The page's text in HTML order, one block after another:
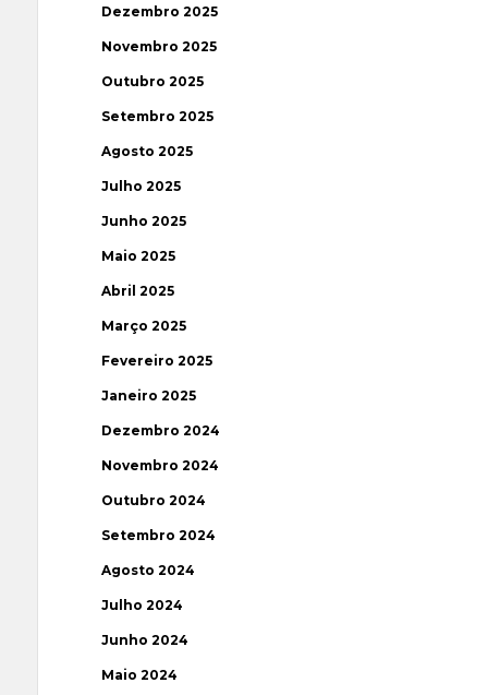
Dezembro 2025
Novembro 2025
Outubro 2025
Setembro 2025
Agosto 2025
Julho 2025
Junho 2025
Maio 2025
Abril 2025
Março 2025
Fevereiro 2025
Janeiro 2025
Dezembro 2024
Novembro 2024
Outubro 2024
Setembro 2024
Agosto 2024
Julho 2024
Junho 2024
Maio 2024